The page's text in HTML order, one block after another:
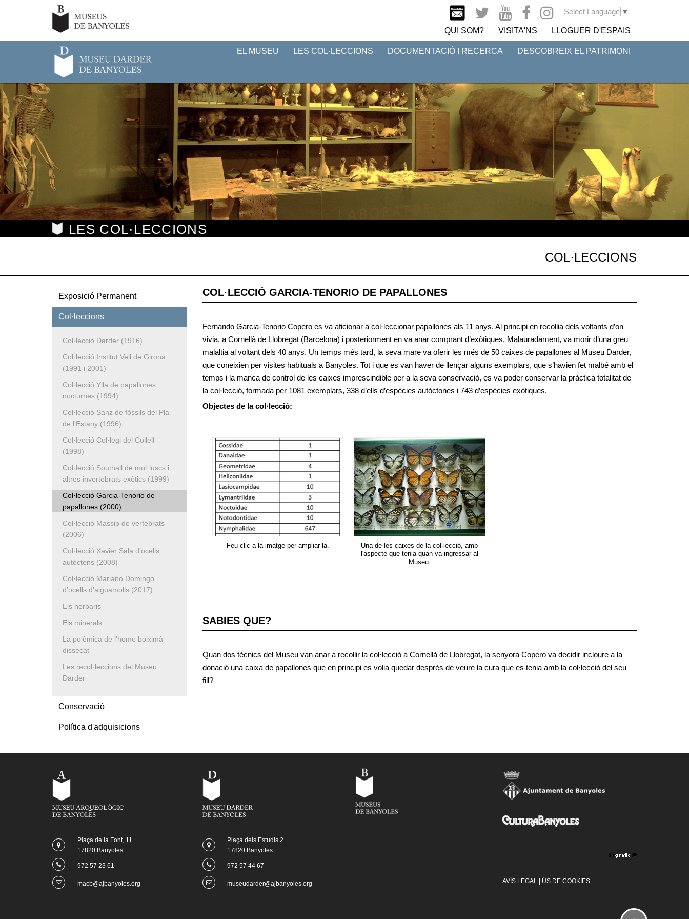
Select Language ▼
QUI SOM? VISITA'NS LLOGUER D'ESPAIS
EL MUSEU LES COL·LECCIONS DOCUMENTACIÓ I RECERCA DESCOBREIX EL PATRIMONI
LES COL·LECCIONS
COL·LECCIONS
Exposició Permanent
L'Espai Darder
L'Espai d'interpretació de l'estany
Col·leccions
Col·lecció Darder (1916)
Col·lecció Institut Vell de Girona
(1991 i 2001)
Col·lecció Ylla de papallones
nocturnes (1994)
Col·lecció Sanz de fòssils del Pla
de l'Estany (1996)
Col·lecció Col·legi del Collell
(1998)
Col·lecció Southall de mol·luscs i
altres invertebrats exòtics (1999)
Col·lecció Garcia-Tenorio de
papallones (2000)
Col·lecció Massip de vertebrats
(2006)
Col·lecció Xavier Sala d'ocells
autòctons (2008)
Col·lecció Mariano Domingo
d'ocells d'aiguamolls (2017)
Els herbaris
Els minerals
La polèmica de l'home boiximà
dissecat
Les recol·leccions del Museu
Darder
Conservació
Conservació Preventiva
Política d'adquisicions
COL·LECCIÓ GARCIA-TENORIO DE PAPALLONES
Fernando Garcia-Tenorio Copero es va aficionar a col·leccionar papallones als 11 anys. Al principi en recollia dels voltants d’on
vivia, a Cornellà de Llobregat (Barcelona) i posteriorment en va anar comprant d’exòtiques. Malauradament, va morir d’una greu
malaltia al voltant dels 40 anys. Un temps més tard, la seva mare va oferir les més de 50 caixes de papallones al Museu Darder,
que coneixien per visites habituals a Banyoles. Tot i que es van haver de llençar alguns exemplars, que s’havien fet malbé amb el
temps i la manca de control de les caixes imprescindible per a la seva conservació, es va poder conservar la pràctica totalitat de
la col·lecció, formada per 1081 exemplars, 338 d’ells d’espècies autòctones i 743 d’espècies exòtiques.
Objectes de la col·lecció:
Feu clic a la imatge per ampliar-la.
Una de les caixes de la col·lecció, amb
l'aspecte que tenia quan va ingressar al
Museu.
SABIES QUE?
Quan dos tècnics del Museu van anar a recollir la col·lecció a Cornellà de Llobregat, la senyora Copero va decidir incloure a la
donació una caixa de papallones que en principi es volia quedar després de veure la cura que es tenia amb la col·lecció del seu
fill?
Plaça de la Font, 11
17820 Banyoles
972 57 23 61
macb@ajbanyoles.org
Plaça dels Estudis 2
17820 Banyoles
972 57 44 67
museudarder@ajbanyoles.org AVÍS LEGAL| ÚS DE COOKIES